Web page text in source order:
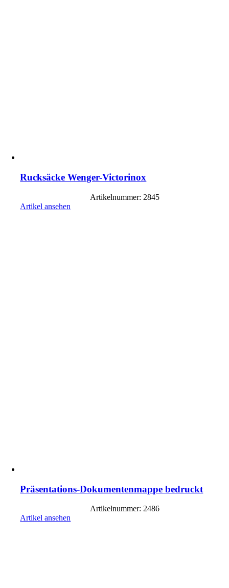
Rucksäcke Wenger-Victorinox
Artikelnummer: 2845
Artikel ansehen
Präsentations-Dokumentenmappe bedruckt
Artikelnummer: 2486
Artikel ansehen